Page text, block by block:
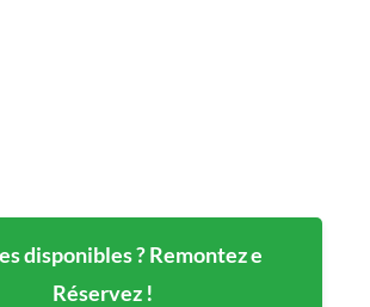
disponibles ? Remontez e
Réservez !